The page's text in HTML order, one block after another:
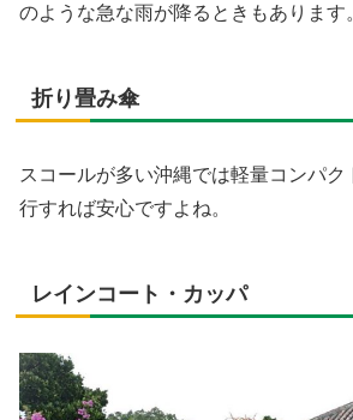
のような急な雨が降るときもあります
折り畳み傘
スコールが多い沖縄では軽量コンパ
行すれば安心ですよね。
レインコート・カッパ